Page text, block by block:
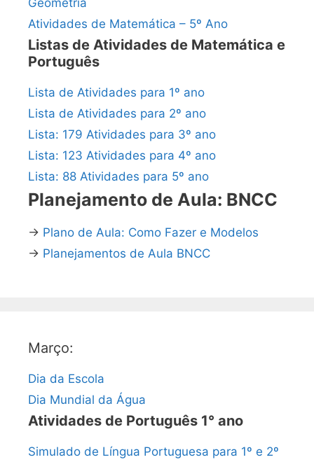
Atividades de Matemática – 5º Ano
Listas de Atividades de Matemática e
Português
Lista de Atividades para 1º ano
Lista de Atividades para 2º ano
Lista: 179 Atividades para 3º ano
Lista: 123 Atividades para 4º ano
Lista: 88 Atividades para 5º ano
Planejamento de Aula: BNCC
→ Plano de Aula: Como Fazer e Modelos
→ Planejamentos de Aula BNCC
Março:
Dia da Escola
Dia Mundial da Água
Atividades de Português 1° ano
Simulado de Língua Portuguesa para 1º e 2º